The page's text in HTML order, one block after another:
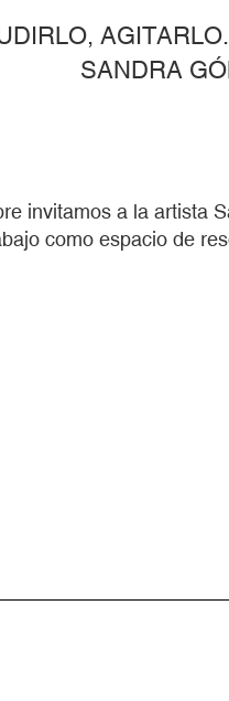
SANDRA
invitamos a la artista
como espacio de